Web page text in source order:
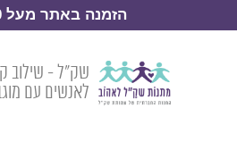
הזמנה באתר מעל 1,500 ₪
שק״ל - שילוב
לאנשים עם